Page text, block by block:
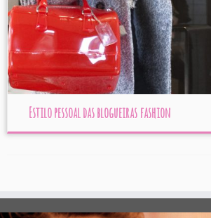
Estilo pessoal das blogueiras fashion